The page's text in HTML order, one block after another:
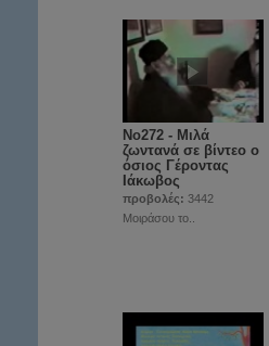
No272 - Μιλά
ζωντανά σε βίντεο ο
όσιος Γέροντας
Ιάκωβος
προβολές: 3442
Μοιράσου το..